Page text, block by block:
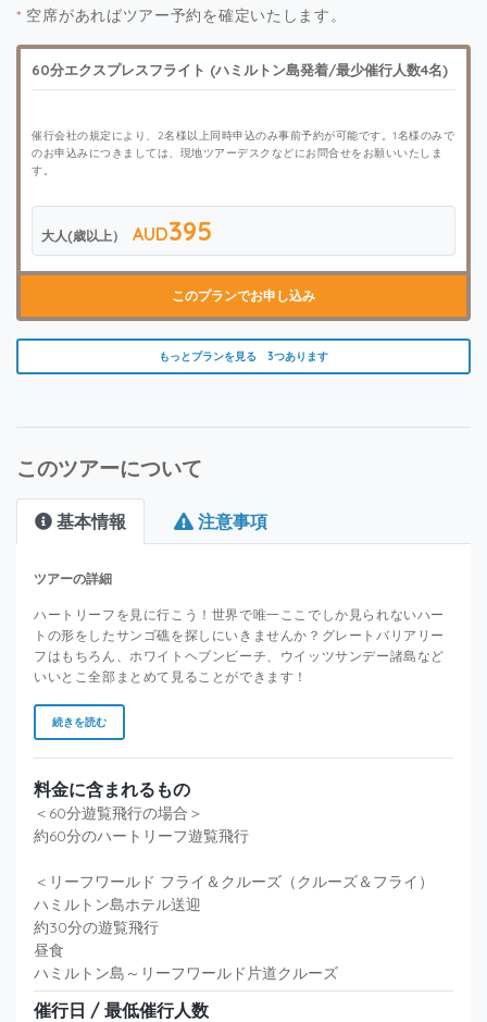
* 空席があればツアー予約を確定いたします。
60分エクスプレスフライト (ハミルトン島発着/最少催行人数4名)
催行会社の規定により、2名様以上同時申込のみ事前予約が可能です。1名様のみで
のお申込みにつきましては、現地ツアーデスクなどにお問合せをお願いいたしま
す。
大人(歳以上） AUD395
このプランでお申し込み
もっとプランを見る 3つあります
このツアーについて
基本情報 注意事項
ツアーの詳細
ハートリーフを見に行こう！世界で唯一ここでしか見られないハー
トの形をしたサンゴ礁を探しにいきませんか？グレートバリアリー
フはもちろん、ホワイトヘブンビーチ、ウイッツサンデー諸島など
いいとこ全部まとめて見ることができます！
続きを読む
料金に含まれるもの
＜60分遊覧飛行の場合＞
約60分のハートリーフ遊覧飛行
＜リーフワールド フライ＆クルーズ（クルーズ＆フライ）
ハミルトン島ホテル送迎
約30分の遊覧飛行
昼食
ハミルトン島～リーフワールド片道クルーズ
催行日 / 最低催行人数